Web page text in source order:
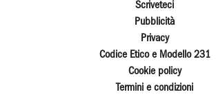
Scriveteci
Pubblicità
Privacy
Codice Etico e Modello 231
Cookie policy
Termini e condizioni